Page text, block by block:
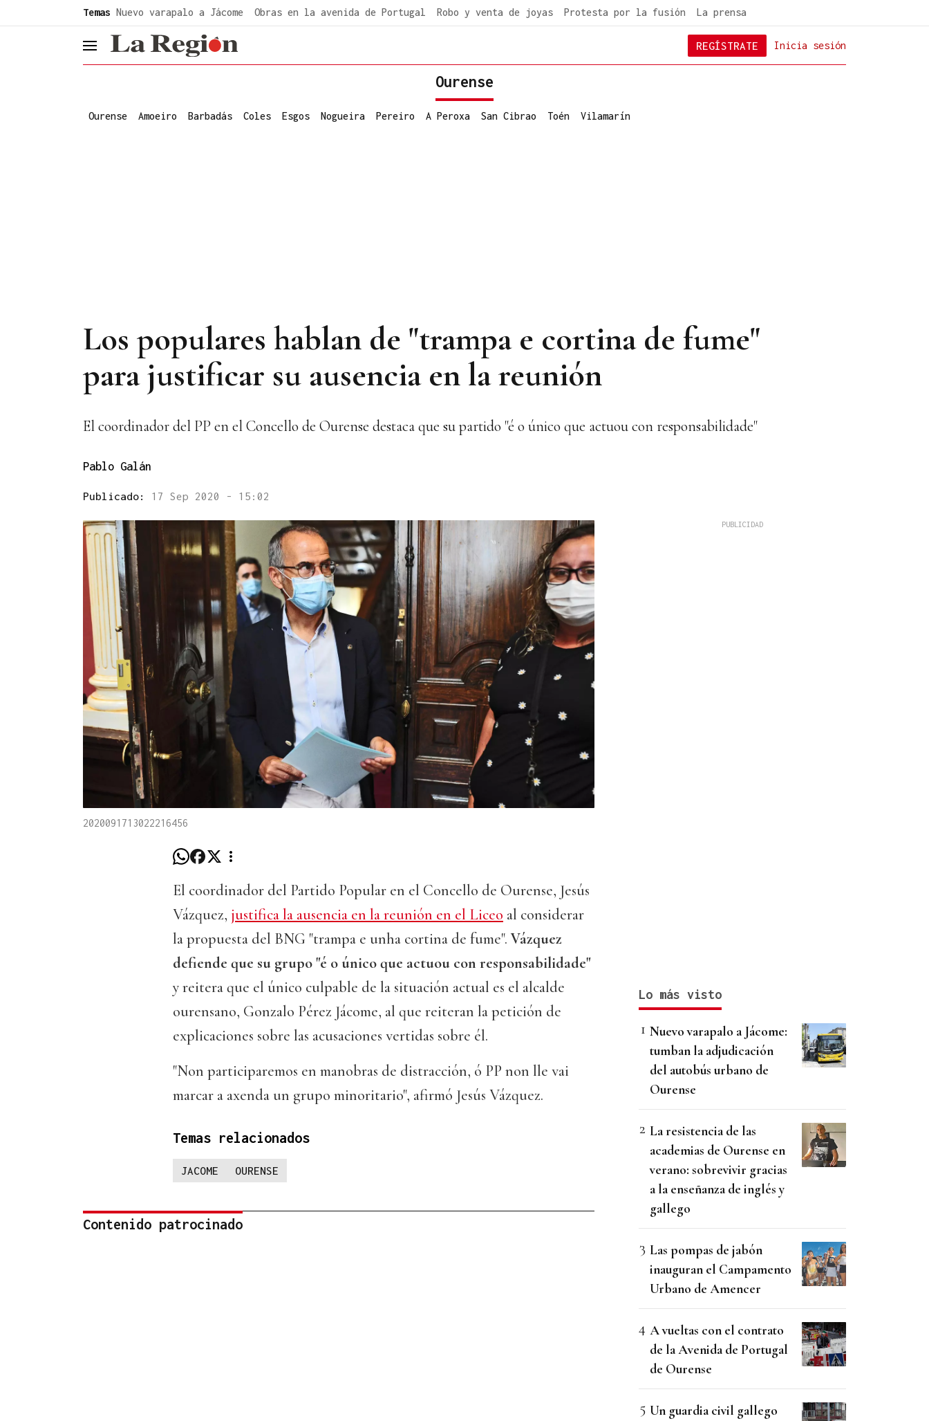
Temas Nuevo varapalo a Jácome Obras en la avenida de Portugal Robo y venta de joyas Protesta por la fusión La prensa
header.menu.open Inicia sesión
REGÍSTRATE
Ourense
Ourense Amoeiro Barbadás Coles Esgos Nogueira Pereiro A Peroxa San Cibrao Toén Vilamarín
Los populares hablan de "trampa e cortina de fume"
para justificar su ausencia en la reunión
El coordinador del PP en el Concello de Ourense destaca que su partido "é o único que actuou con responsabilidade"
Pablo Galán
Publicado: 17 Sep 2020 - 15:02
2020091713022216456
El coordinador del Partido Popular en el Concello de Ourense, Jesús
Vázquez, justifica la ausencia en la reunión en el Liceo al considerar
la propuesta del BNG "trampa e unha cortina de fume". Vázquez
defiende que su grupo "é o único que actuou con responsabilidade"
y reitera que el único culpable de la situación actual es el alcalde
ourensano, Gonzalo Pérez Jácome, al que reiteran la petición de
explicaciones sobre las acusaciones vertidas sobre él.
"Non participaremos en manobras de distracción, ó PP non lle vai
marcar a axenda un grupo minoritario", afirmó Jesús Vázquez.
Temas relacionados
JACOME OURENSE
Contenido patrocinado
Lo más visto
Nuevo varapalo a Jácome:
tumban la adjudicación
del autobús urbano de
Ourense
La resistencia de las
academias de Ourense en
verano: sobrevivir gracias
a la enseñanza de inglés y
gallego
Las pompas de jabón
inauguran el Campamento
Urbano de Amencer
A vueltas con el contrato
de la Avenida de Portugal
de Ourense
Un guardia civil gallego